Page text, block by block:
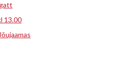
13.00